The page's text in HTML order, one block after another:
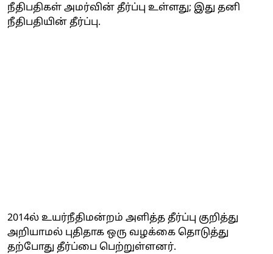
நீதிபதிகள் அமர்வின் தீர்ப்பு உள்ளது; இது தனி
நீதிபதியின் தீர்ப்பு.
2014ல் உயர்நீதிமன்றம் அளித்த தீர்ப்பு குறித்து
அறியாமல் புதிதாக ஒரு வழக்கை தொடுத்து
தற்போது தீர்ப்பை பெற்றுள்ளனர்.